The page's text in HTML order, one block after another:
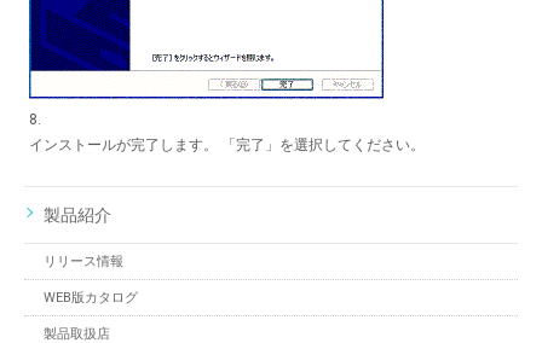
8.
インストールが完了します。 「完了」を選択してください。
製品紹介
リリース情報
WEB版カタログ
製品取扱店